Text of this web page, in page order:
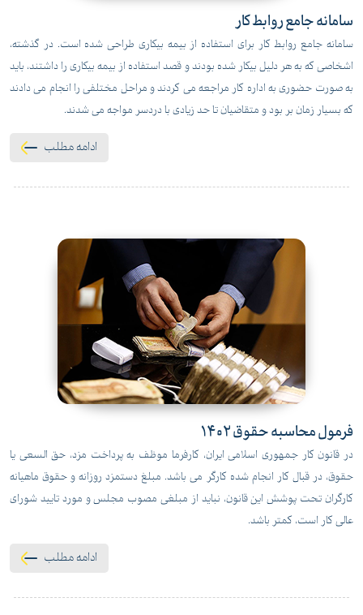
سامانه جامع روابط کار
سامانه جامع روابط کار برای استفاده از بیمه بیکاری طراحی شده است. در گذشته،
اشخاصی که به هر دلیل بیکار شده بودند و قصد استفاده از بیمه بیکاری را داشتند، باید
به صورت حضوری به اداره کار مراجعه می کردند و مراحل مختلفی را انجام می دادند
که بسیار زمان بر بود و متقاضیان تا حد زیادی با دردسر مواجه می شدند.
ادامه مطلب
فرمول محاسبه حقوق 1402
در قانون کار جمهوری اسلامی ایران، کارفرما موظف به پرداخت مزد، حق السعی یا
حقوق، در قبال کار انجام شده کارگر می باشد. مبلغ دستمزد روزانه و حقوق ماهیانه
کارگران تحت پوشش این قانون، نباید از مبلغی مصوب مجلس و مورد تایید شورای
عالی کار است، کمتر باشد.
ادامه مطلب